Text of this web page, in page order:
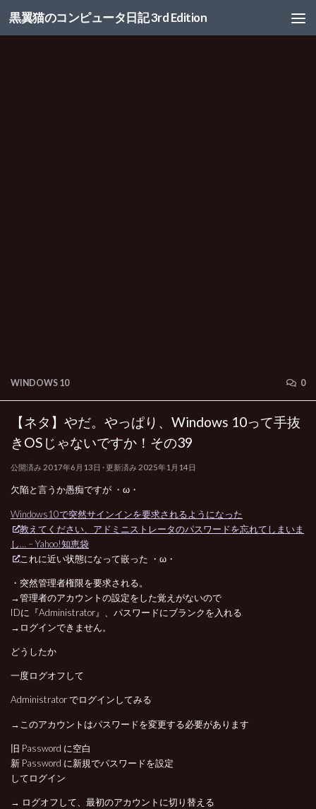
コンテンツへスキップ
黒翼猫のコンピュータ日記 3rd Edition
WINDOWS 10 0
【ネタ】やだ。やっぱり、Windows 10って手抜
きOSじゃないですか！その39
公開済み 2017年6月13日 · 更新済み 2025年1月14日
欠陥と言うか愚痴ですが ・ω・
Windows10で突然サインインを要求されるようになった
教えてください、アドミニストレータのパスワードを忘れてしまいま
し… – Yahoo!知恵袋
これに近い状態になって嵌った ・ω・
・突然管理者権限を要求される。
→管理者のアカウントの設定をした覚えがないので
IDに『Administrator』、パスワードにブランクを入れる
→ログインできません。
どうしたか
一度ログオフして
Administrator でログインしてみる
→このアカウントはパスワードを変更する必要があります
旧 Password に空白
新 Password に新規でパスワードを設定
してログイン
→ ログオフして、最初のアカウントに切り替える